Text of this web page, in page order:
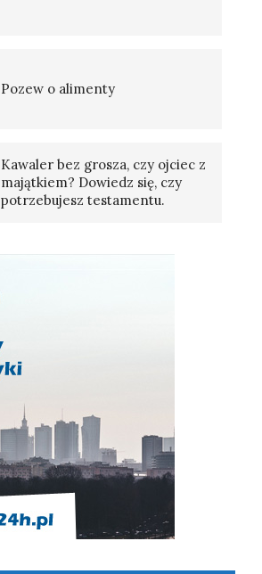
Pozew o alimenty
Kawaler bez grosza, czy ojciec z
majątkiem? Dowiedz się, czy
potrzebujesz testamentu.